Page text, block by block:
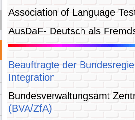
Association of Language
AusDaF- Deutsch als
Beauftragte der
Integration
Bundesverwaltungsamt
(BVA/ZfA)